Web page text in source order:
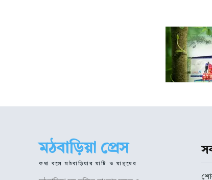
মঠবাড়িয়া প্রেস
কথা বলে মঠবাড়িয়ার মাটি ও মানুষের